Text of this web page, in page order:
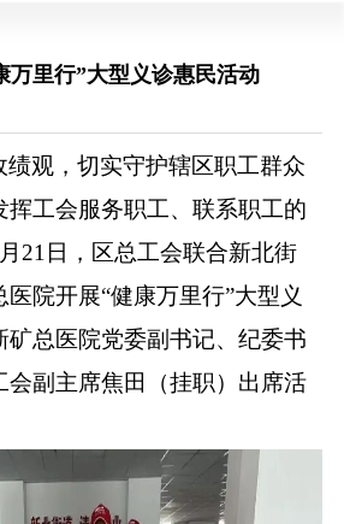
万里行”大型义诊惠民活动
绩观，切实守护辖区职工群众
挥工会服务职工、联系职工的
21日，区总工会联合新北街
院开展“健康万里行”大型义
矿总医院党委副书记、纪委书
会副主席焦田（挂职）出席活